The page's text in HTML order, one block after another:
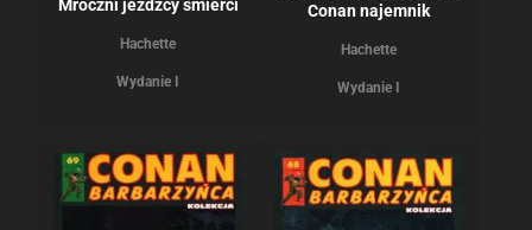
Mroczni jeźdźcy śmierci
Hachette
Wydanie I
Conan najemnik
Hachette
Wydanie I